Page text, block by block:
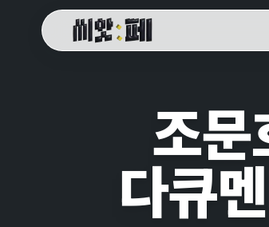
씨앗페 온라인 홈
조
다큐